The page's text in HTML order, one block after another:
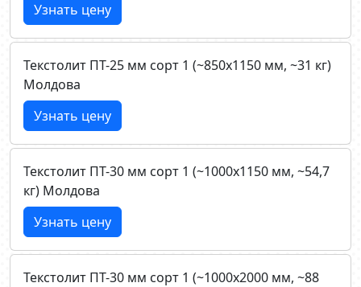
Узнать цену
Текстолит ПТ-25 мм сорт 1 (~850х1150 мм, ~31 кг)
Молдова
Узнать цену
Текстолит ПТ-30 мм сорт 1 (~1000х1150 мм, ~54,7
кг) Молдова
Узнать цену
Текстолит ПТ-30 мм сорт 1 (~1000х2000 мм, ~88